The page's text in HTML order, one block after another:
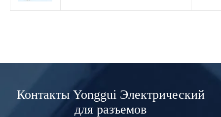
Контакты Yonggui Электрический
для разъемов